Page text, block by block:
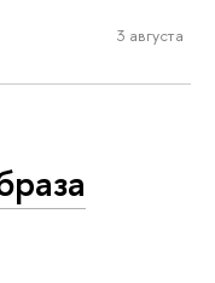
3 августа